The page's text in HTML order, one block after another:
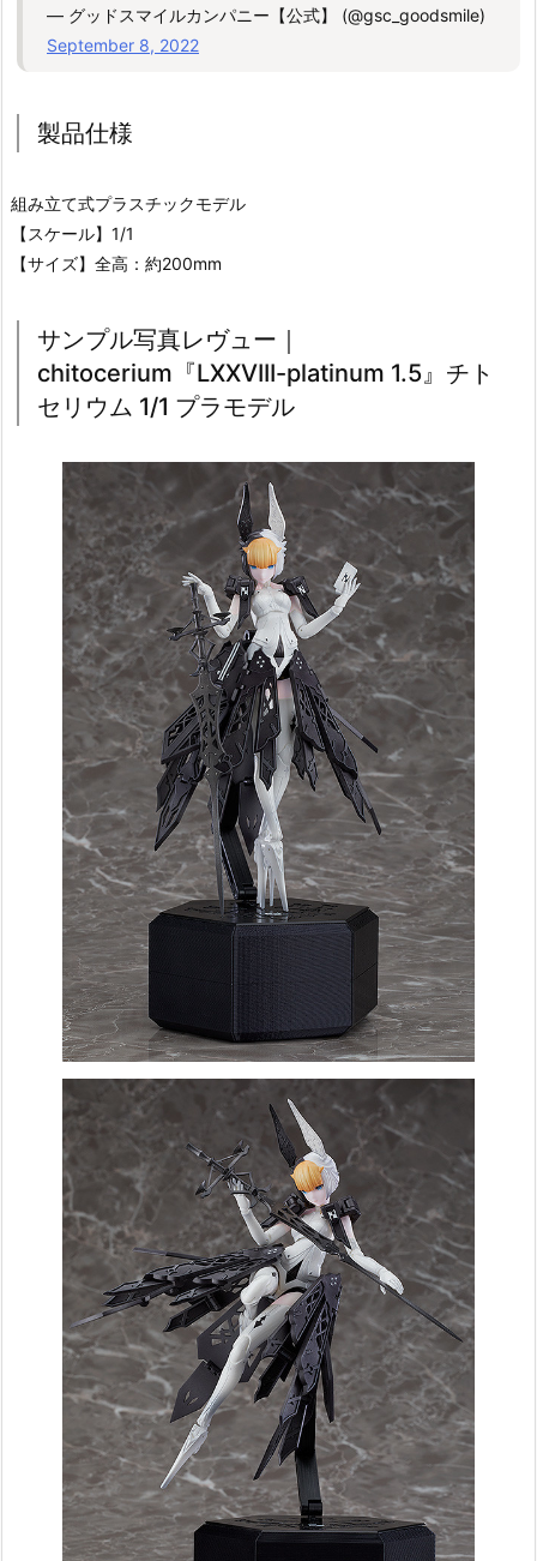
— グッドスマイルカンパニー【公式】 (@gsc_goodsmile)
September 8, 2022
製品仕様
組み立て式プラスチックモデル
【スケール】1/1
【サイズ】全高：約200mm
サンプル写真レヴュー｜
chitocerium『LXXVIII-platinum 1.5』チト
セリウム 1/1 プラモデル